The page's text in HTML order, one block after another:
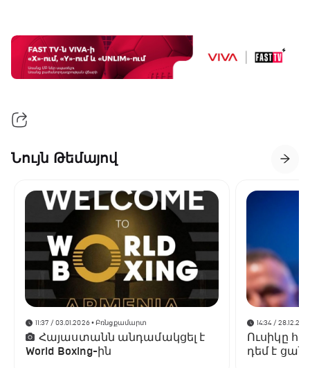
Նույն Թեմայով
11:37 / 03.01.2026• Բռնցքամարտ
Հայաստանն անդամակցել է
World Boxing-ին
14:34 /
Ուսիկը
դեմ է